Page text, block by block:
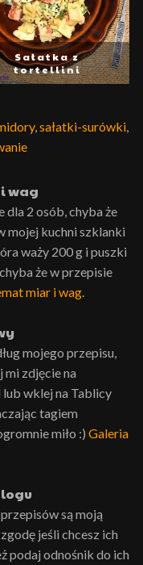
Sałatka z
tortellini
, sałatki-surówki
wag
2 osób, chyba że
mojej kuchni szklanki
waży 200 g i puszki
że w przepisie
miar i wag
mojego przepisu,
mi zdjęcie na
wklej na Tablicy
tagiem
miło :) Galeria
są moją
jeśli chcesz ich
podaj odnośnik do ich